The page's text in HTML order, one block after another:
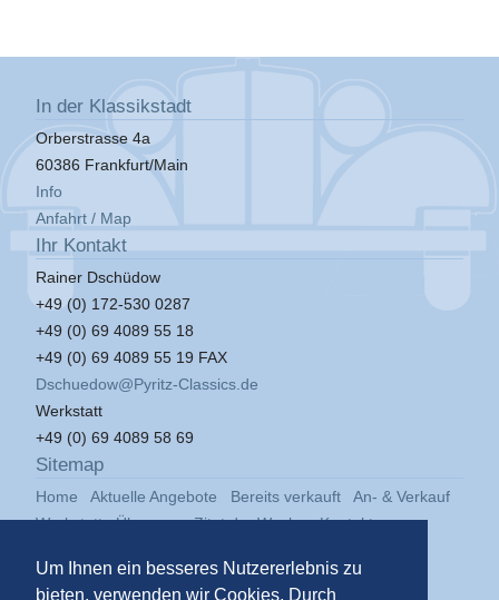
Um Ihnen ein besseres Nutzererlebnis zu
bieten, verwenden wir Cookies. Durch
In der Klassikstadt
Orberstrasse 4a
60386 Frankfurt/Main
Info
Anfahrt / Map
Ihr Kontakt
Rainer Dschüdow
+49 (0) 172-530 0287
+49 (0) 69 4089 55 18
+49 (0) 69 4089 55 19 FAX
Dschuedow@Pyritz-Classics.de
Werkstatt
+49 (0) 69 4089 58 69
Sitemap
Home Aktuelle Angebote Bereits verkauft
An- & Verkauf
Werkstatt
Über uns Zitat der Woche
Kontakt